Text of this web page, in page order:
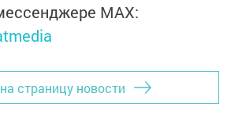
MАХ:
страницу новости